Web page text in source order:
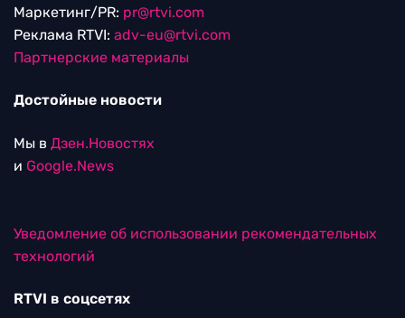
Маркетинг/PR: pr@rtvi.com
Реклама RTVI: adv-eu@rtvi.com
Партнерские материалы
Достойные новости
Мы в Дзен.Новостях
и Google.News
Уведомление об использовании рекомендательных
технологий
RTVI в соцсетях